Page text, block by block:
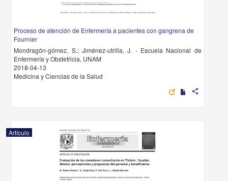
Proceso de atención de Enfermería a pacientes con gangrena de
Fournier
Mondragón-gómez, S.; Jiménez-utrilla, J. - Escuela Nacional de
Enfermería y Obstetricia, UNAM
2018-04-13
Medicina y Ciencias de la Salud
share
Artículo